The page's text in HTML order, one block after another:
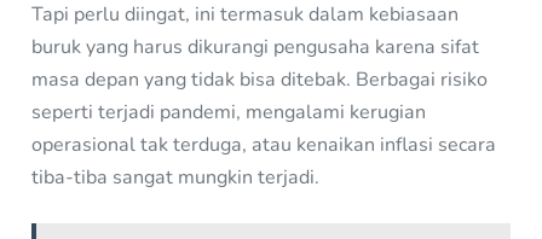
Tapi perlu diingat, ini termasuk dalam kebiasaan
buruk yang harus dikurangi pengusaha karena sifat
masa depan yang tidak bisa ditebak. Berbagai risiko
seperti terjadi pandemi, mengalami kerugian
operasional tak terduga, atau kenaikan inflasi secara
tiba-tiba sangat mungkin terjadi.